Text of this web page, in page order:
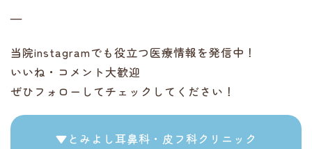
—
当院instagramでも役立つ医療情報を発信中！
いいね・コメント大歓迎
ぜひフォローしてチェックしてください！
▼とみよし耳鼻科・皮フ科クリニック